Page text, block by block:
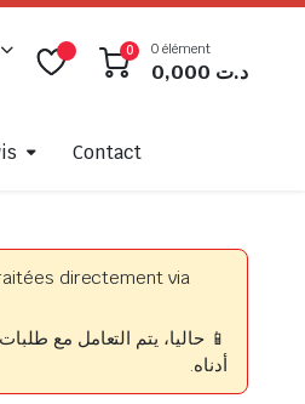
0 0 élément
د.ت
Contact
directement via
📱 حاليا، يتم التعامل مع
أدناه.